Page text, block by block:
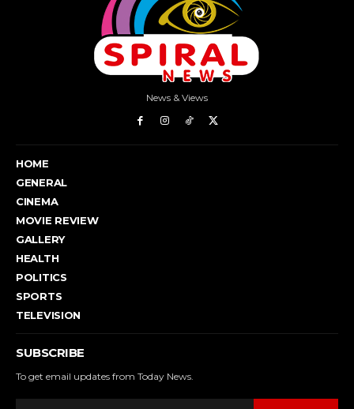
News & Views
HOME
GENERAL
CINEMA
MOVIE REVIEW
GALLERY
HEALTH
POLITICS
SPORTS
TELEVISION
SUBSCRIBE
To get email updates from Today News.